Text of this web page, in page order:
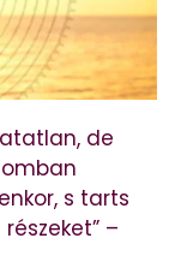
de
s tarts
–